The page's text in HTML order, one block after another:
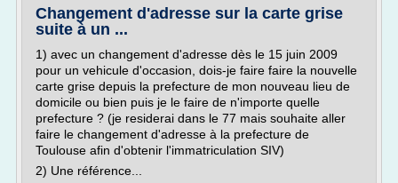
Changement d'adresse sur la carte grise
suite à un ...
1) avec un changement d'adresse dès le 15 juin 2009
pour un vehicule d'occasion, dois-je faire faire la nouvelle
carte grise depuis la prefecture de mon nouveau lieu de
domicile ou bien puis je le faire de n'importe quelle
prefecture ? (je residerai dans le 77 mais souhaite aller
faire le changement d'adresse à la prefecture de
Toulouse afin d'obtenir l'immatriculation SIV)
2) Une référence...